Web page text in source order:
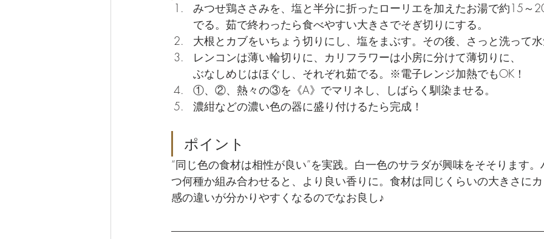
みつせ鶏ささみを、塩と半分に折ったローリエを加えたお湯で約15～
でる。茹で終わったら食べやすい大きさでそぎ切りにする。
大根とカブをいちょう切りにし、塩をまぶす。その後、さっと洗って水
レンコンは薄い輪切りに、カリフラワーは小房に分けて薄切りに、
ぶなしめじはほぐし、それぞれ茹でる。※電子レンジ加熱でもOK！
①、②、熱々の③を《A》でマリネし、しばらく馴染ませる。
濃紺などの濃い色の器に盛り付けるたら完成！
ポイント
“同じ色の食材は相性が良い”を実践。白一色のサラダが興味をそそります
つ何種か組み合わせると、より良い香りに。食材は同じくらいの大きさに
感の違いが分かりやすくなるのでなお良し♪